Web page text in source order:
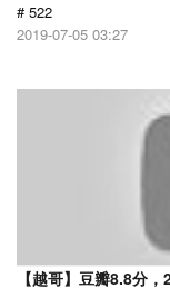
# 522
2019-07-05 03:27
【越哥】豆瓣8.8分